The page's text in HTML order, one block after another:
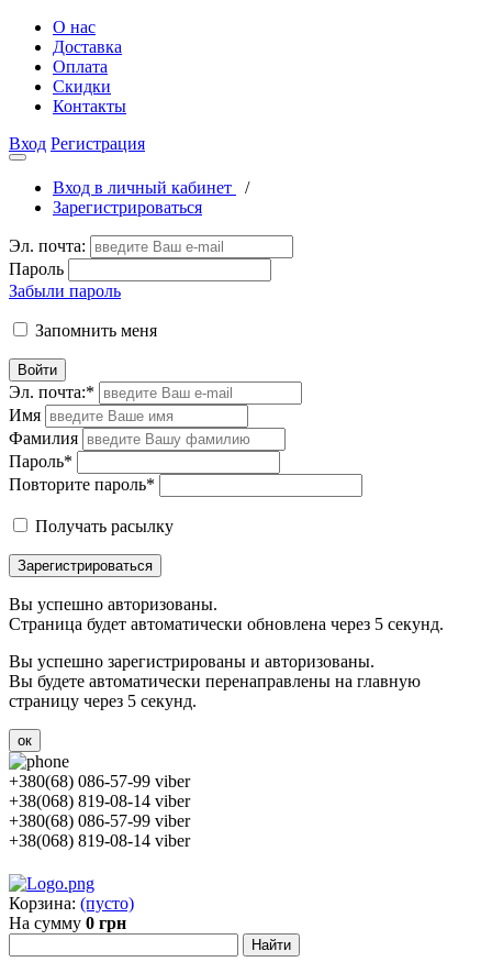
О нас
Доставка
Оплата
Скидки
Контакты
Вход Регистрация
Вход в личный кабинет
/
Зарегистрироваться
Эл. почта:
Пароль
Забыли пароль
Запомнить меня
Войти
Эл. почта:*
Имя
Фамилия
Пароль*
Повторите пароль*
Получать расылку
Зарегистрироваться
Вы успешно авторизованы.
Страница будет автоматически обновлена через 5 секунд.
Вы успешно зарегистрированы и авторизованы.
Вы будете автоматически перенаправлены на главную
страницу через 5 секунд.
ок
+380(68) 086-57-99 viber
+38(068) 819-08-14 viber
+380(68) 086-57-99 viber
+38(068) 819-08-14 viber
Корзина: (пусто)
На сумму 0 грн